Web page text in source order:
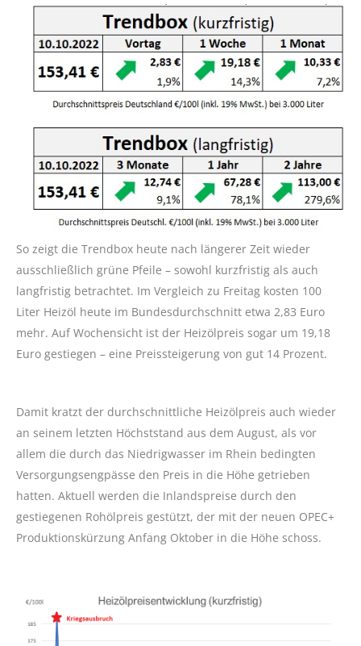
So zeigt die Trendbox heute nach längerer Zeit wieder
ausschließlich grüne Pfeile – sowohl kurzfristig als auch
langfristig betrachtet. Im Vergleich zu Freitag kosten 100
Liter Heizöl heute im Bundesdurchschnitt etwa 2,83 Euro
mehr. Auf Wochensicht ist der Heizölpreis sogar um 19,18
Euro gestiegen – eine Preissteigerung von gut 14 Prozent.
Damit kratzt der durchschnittliche Heizölpreis auch wieder
an seinem letzten Höchststand aus dem August, als vor
allem die durch das Niedrigwasser im Rhein bedingten
Versorgungsengpässe den Preis in die Höhe getrieben
hatten. Aktuell werden die Inlandspreise durch den
gestiegenen Rohölpreis gestützt, der mit der neuen OPEC+
Produktionskürzung Anfang Oktober in die Höhe schoss.